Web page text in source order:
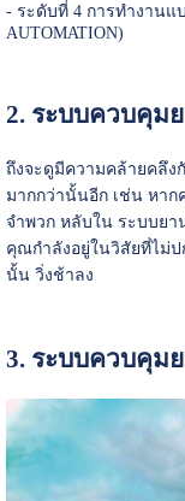
- ระดับที่ 4 การทำงานแ
AUTOMATION)
2. ระบบควบคุ
ถึงจะดูมีความคล้ายคลึ
มากกว่านั้นอีก เช่น หาก
จำพวก หลับใน ระบบย
คุณกำลังอยู่ในวิสัยที่ไม่ป
นั้น วิ่งช้าลง
3. ระบบควบคุม